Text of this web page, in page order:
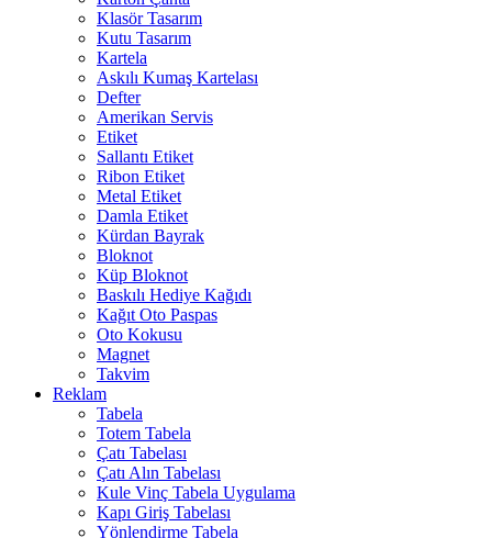
Klasör Tasarım
Kutu Tasarım
Kartela
Askılı Kumaş Kartelası
Defter
Amerikan Servis
Etiket
Sallantı Etiket
Ribon Etiket
Metal Etiket
Damla Etiket
Kürdan Bayrak
Bloknot
Küp Bloknot
Baskılı Hediye Kağıdı
Kağıt Oto Paspas
Oto Kokusu
Magnet
Takvim
Reklam
Tabela
Totem Tabela
Çatı Tabelası
Çatı Alın Tabelası
Kule Vinç Tabela Uygulama
Kapı Giriş Tabelası
Yönlendirme Tabela